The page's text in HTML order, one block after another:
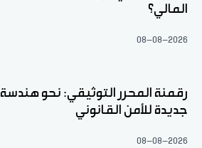
المالي؟
08-08-2026
رقمنة المحرر التوثيقي: نحو هندسة
جديدة للأمن القانوني
08-08-2026